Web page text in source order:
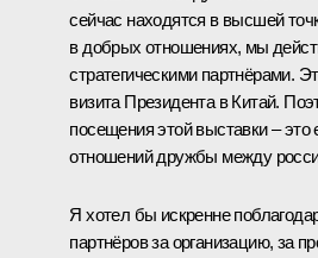
сейчас находятся в высшей
в добрых отношениях, мы
стратегическими партнёрами.
визита Президента в Китай.
посещения этой выставки –
отношений дружбы между
Я хотел бы искренне
партнёров за организацию, за